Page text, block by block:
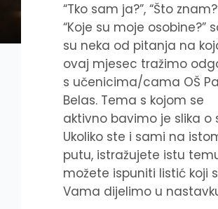
“Tko sam ja?”, “Što
“Koje su moje osobine?”
su neka od pitanja na
ovaj mjesec tražimo
s učenicima/cama OŠ
Belas. Tema s kojom se
aktivno bavimo je slika o
Ukoliko ste i sami na
putu, istražujete istu
možete ispuniti listić koji s
Vama dijelimo u